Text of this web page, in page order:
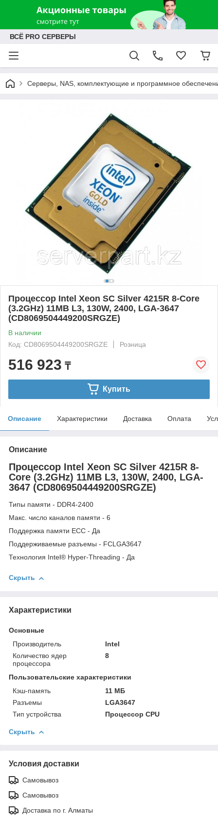
ВСЁ PRO СЕРВЕРЫ
Серверы, NAS, комплектующие и программное
Процессор Intel Xeon SC Silver 4215R 8-Core
(3.2GHz) 11MB L3, 130W, 2400, LGA-3647
(CD8069504449200SRGZE)
В наличии
Код: CD8069504449200SRGZE
Розница
516 923 ₸
Купить
Описание Характеристики Доставка Оплата
Описание
Процессор Intel Xeon SC Silver 4215R 8-
Core (3.2GHz) 11MB L3, 130W, 2400, LGA-
3647 (CD8069504449200SRGZE)
Типы памяти - DDR4-2400
Макс. число каналов памяти - 6
Поддержка памяти ECC - Да
Поддерживаемые разъемы - FCLGA3647
Технология Intel® Hyper-Threading - Да
Скрыть
Характеристики
Основные
Производитель
Intel
Количество ядер
процессора
8
Пользовательские характеристики
Кэш-память
11 МБ
Разъемы
LGA3647
Тип устройства
Процессор CPU
Скрыть
Условия доставки
Самовывоз
Самовывоз
Доставка по г. Алматы